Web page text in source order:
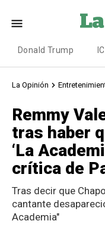
Donald Trump
La Opinión
Remmy
tras haber
‘La
crítica de
Tras decir que
cantante
Academia"